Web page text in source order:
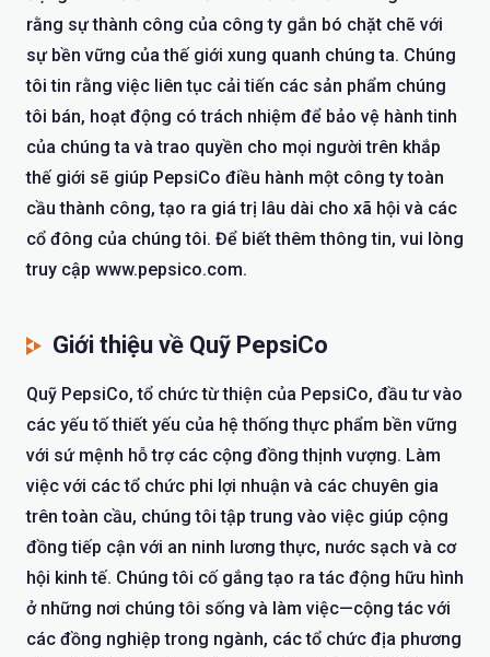
rằng sự thành công của công ty gắn bó chặt chẽ với
sự bền vững của thế giới xung quanh chúng ta. Chúng
tôi tin rằng việc liên tục cải tiến các sản phẩm chúng
tôi bán, hoạt động có trách nhiệm để bảo vệ hành tinh
của chúng ta và trao quyền cho mọi người trên khắp
thế giới sẽ giúp PepsiCo điều hành một công ty toàn
cầu thành công, tạo ra giá trị lâu dài cho xã hội và các
cổ đông của chúng tôi. Để biết thêm thông tin, vui lòng
truy cập www.pepsico.com.
Giới thiệu về Quỹ PepsiCo
Quỹ PepsiCo, tổ chức từ thiện của PepsiCo, đầu tư vào
các yếu tố thiết yếu của hệ thống thực phẩm bền vững
với sứ mệnh hỗ trợ các cộng đồng thịnh vượng. Làm
việc với các tổ chức phi lợi nhuận và các chuyên gia
trên toàn cầu, chúng tôi tập trung vào việc giúp cộng
đồng tiếp cận với an ninh lương thực, nước sạch và cơ
hội kinh tế. Chúng tôi cố gắng tạo ra tác động hữu hình
ở những nơi chúng tôi sống và làm việc—cộng tác với
các đồng nghiệp trong ngành, các tổ chức địa phương